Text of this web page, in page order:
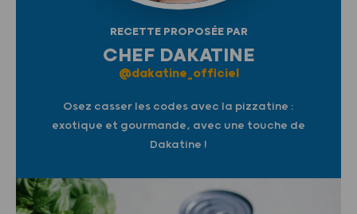
RECETTE PROPOSÉE PAR
CHEF DAKATINE
@dakatine_officiel
Osez casser les codes avec la pizzatine :
exotique et gourmande, avec une touche de
Dakatine !